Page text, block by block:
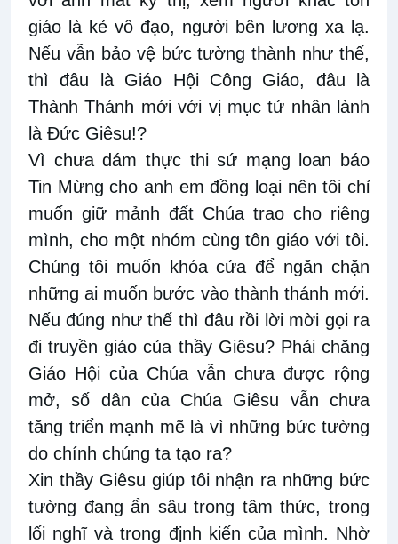
giáo là kẻ vô đạo, người bên lương xa lạ.
Nếu vẫn bảo vệ bức tường thành như thế,
thì đâu là Giáo Hội Công Giáo, đâu là
Thành Thánh mới với vị mục tử nhân lành
là Đức Giêsu!?
Vì chưa dám thực thi sứ mạng loan báo
Tin Mừng cho anh em đồng loại nên tôi chỉ
muốn giữ mảnh đất Chúa trao cho riêng
mình, cho một nhóm cùng tôn giáo với tôi.
Chúng tôi muốn khóa cửa để ngăn chặn
những ai muốn bước vào thành thánh mới.
Nếu đúng như thế thì đâu rồi lời mời gọi ra
đi truyền giáo của thầy Giêsu? Phải chăng
Giáo Hội của Chúa vẫn chưa được rộng
mở, số dân của Chúa Giêsu vẫn chưa
tăng triển mạnh mẽ là vì những bức tường
do chính chúng ta tạo ra?
Xin thầy Giêsu giúp tôi nhận ra những bức
tường đang ẩn sâu trong tâm thức, trong
lối nghĩ và trong định kiến của mình. Nhờ